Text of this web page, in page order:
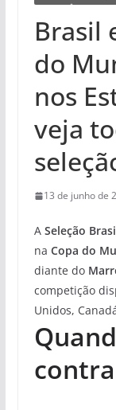
Brasil
do
nos
veja
13 de junho de
A Seleção
na Copa do
diante do
competição
Unidos,